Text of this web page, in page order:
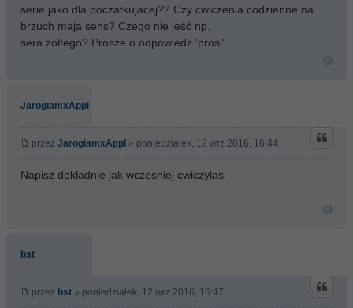
serie jako dla poczatkujacej?? Czy cwiczenia codzienne na
brzuch maja sens? Czego nie jeść np.
sera zoltego? Prosze o odpowiedz 'prosi'
JarogiamxAppl
przez JarogiamxAppl » poniedziałek, 12 wrz 2016, 16:44
Napisz dokładnie jak wczesniej cwiczylas.
bst
przez bst » poniedziałek, 12 wrz 2016, 16:47